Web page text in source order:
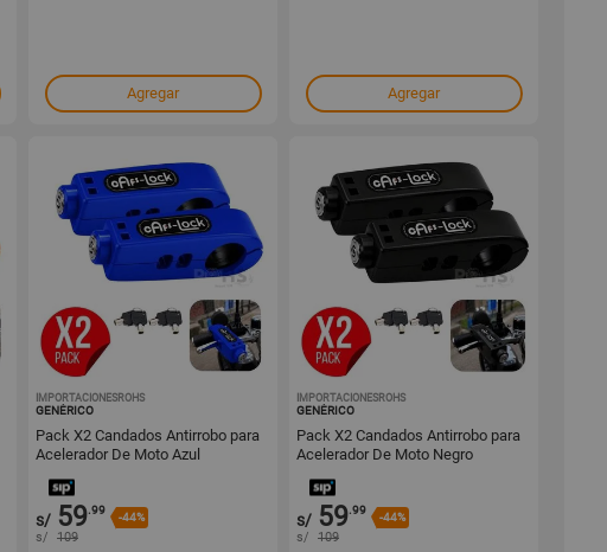
Agregar Agregar
IMPORTACIONESROHS
GENÉRICO
Pack X2 Candados Antirrobo para
Acelerador De Moto Azul
s/ 59.99
-44%
s/ 109
IMPORTACIONESROHS
GENÉRICO
Pack X2 Candados Antirrobo para
Acelerador De Moto Negro
s/ 59.99
-44%
s/ 109